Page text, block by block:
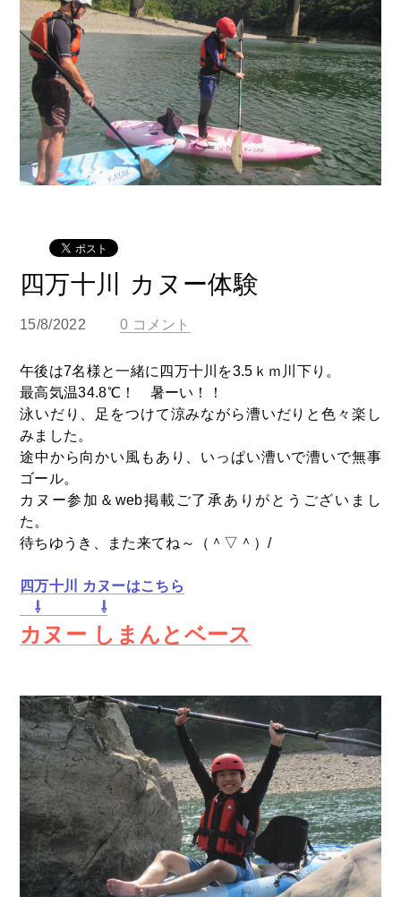
四万十川 カヌー体験
15/8/2022 0 コメント
午後は7名様と一緒に四万十川を3.5ｋｍ川下り。
最高気温34.8℃！ 暑ーい！！
泳いだり、足をつけて涼みながら漕いだりと色々楽し
みました。
途中から向かい風もあり、いっぱい漕いで漕いで無事
ゴール。
カヌー参加＆web掲載ご了承ありがとうございまし
た。
待ちゆうき、また来てね～（＾▽＾）/
四万十川 カヌーはこちら
⇩ ⇩
カヌー しまんとベース